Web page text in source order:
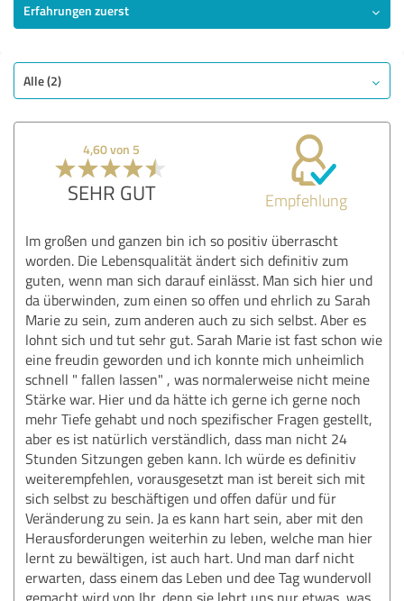
SEHR GUT
Nutzen
Leistungen
Durchführung
Beratung
Bewertung anzeigen
Erfahrungen zuerst
Alle (2)
4,60 von 5
SEHR GUT Empfehlung
Im großen und ganzen bin ich so positiv überrascht
worden. Die Lebensqualität ändert sich definitiv zum
guten, wenn man sich darauf einlässt. Man sich hier und
da überwinden, zum einen so offen und ehrlich zu Sarah
Marie zu sein, zum anderen auch zu sich selbst. Aber es
lohnt sich und tut sehr gut. Sarah Marie ist fast schon wie
eine freudin geworden und ich konnte mich unheimlich
schnell " fallen lassen" , was normalerweise nicht meine
Stärke war. Hier und da hätte ich gerne ich gerne noch
mehr Tiefe gehabt und noch spezifischer Fragen gestellt,
aber es ist natürlich verständlich, dass man nicht 24
Stunden Sitzungen geben kann. Ich würde es definitiv
weiterempfehlen, vorausgesetzt man ist bereit sich mit
sich selbst zu beschäftigen und offen dafür und für
Veränderung zu sein. Ja es kann hart sein, aber mit den
Herausforderungen weiterhin zu leben, welche man hier
lernt zu bewältigen, ist auch hart. Und man darf nicht
erwarten, dass einem das Leben und dee Tag wundervoll